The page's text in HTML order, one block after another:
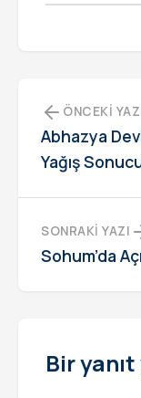
ÖNCEKI
Abhazya
Yağış
SONRAKI YAZI
Sohum’da
Bir yanıt